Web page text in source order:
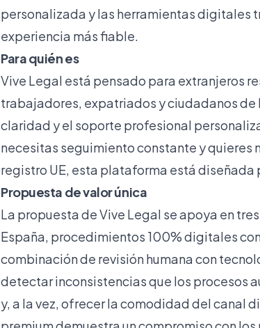
personalizada y las herramientas digitales
experiencia más fiable.
Para quién es
Vive Legal está pensado para extranjeros
trabajadores, expatriados y ciudadanos
claridad y el soporte profesional
necesitas seguimiento constante y quieres
registro UE, esta plataforma está diseñada
Propuesta de valor única
La propuesta de Vive Legal se apoya en
España, procedimientos 100% digitales
combinación de revisión humana con
detectar inconsistencias que los procesos
y, a la vez, ofrecer la comodidad del canal